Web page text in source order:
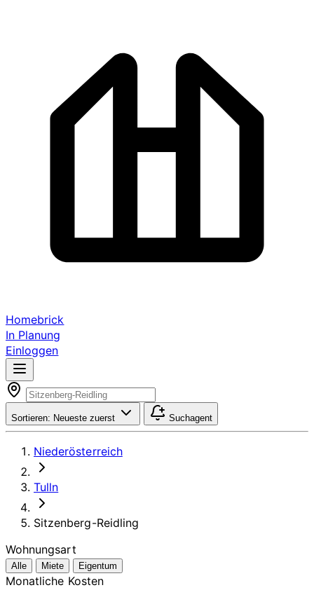
Homebrick
In Planung
Einloggen
Sortieren: Neueste zuerst Suchagent
Niederösterreich
Tulln
Sitzenberg-Reidling
Wohnungsart
Alle Miete Eigentum
Monatliche Kosten